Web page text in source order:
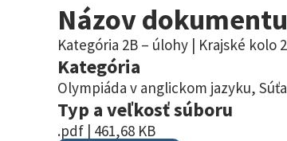
Názov dokumentu
Kategória 2B – úlohy | Krajské kolo
Kategória
Olympiáda v anglickom jazyku,
Typ a veľkosť súboru
.pdf | 461,68 KB